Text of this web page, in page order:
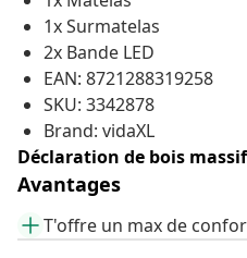
1x Surmatelas
2x Bande LED
EAN: 8721288319258
SKU: 3342878
Brand: vidaXL
Déclaration de bois massif
Avantages
T'offre un max de